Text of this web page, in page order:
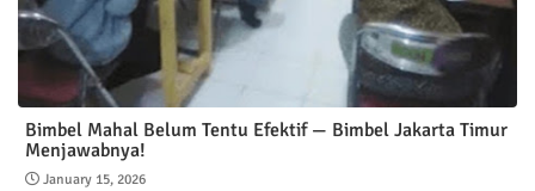
Bimbel Mahal Belum Tentu Efektif — Bimbel Jakarta Timur
Menjawabnya!
January 15, 2026